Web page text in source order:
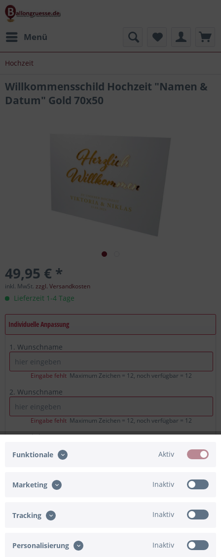
Menü
Hochzeit
Willkommensschild Hochzeit "Namen &
Datum" Gold 70x50
49,95 € *
inkl. MwSt. zzgl. Versandkosten
Lieferzeit 1-4 Tage
Individuelle Anpassung
1. Wunschname
Eingabe fehlt Maximum Zeichen = 12, noch verfügbar = 12
2. Wunschname
Eingabe fehlt Maximum Zeichen = 12, noch verfügbar = 12
Wunschdatum
Ich bestätige, dass die Angaben korrekt sind
Funktionale Aktiv
Marketing Inaktiv
Tracking Inaktiv
Personalisierung Inaktiv